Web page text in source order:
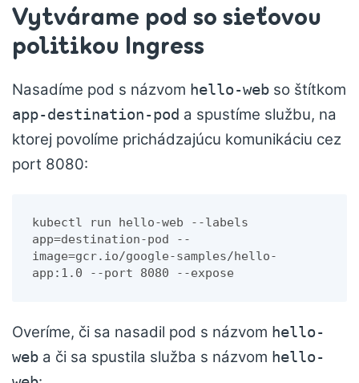
Vytvárame pod so sieťovou
politikou Ingress
Nasadíme pod s názvom hello-web so štítkom
app-destination-pod a spustíme službu, na
ktorej povolíme prichádzajúcu komunikáciu cez
port 8080:
kubectl run hello-web --labels
app=destination-pod --
image=gcr.io/google-samples/hello-
app:1.0 --port 8080 --expose
Overíme, či sa nasadil pod s názvom hello-
web a či sa spustila služba s názvom hello-